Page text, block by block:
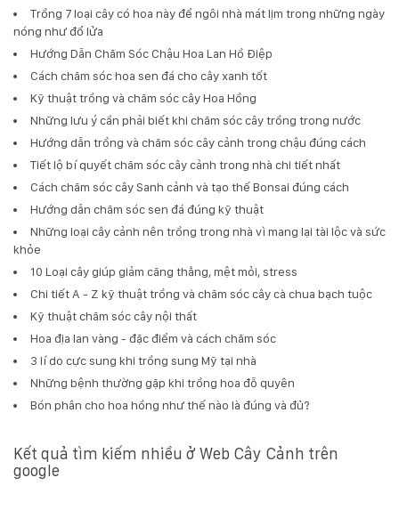
Trồng 7 loại cây có hoa này để ngôi nhà mát lịm trong những ngày
nóng như đổ lửa
Hướng Dẫn Chăm Sóc Chậu Hoa Lan Hồ Điệp
Cách chăm sóc hoa sen đá cho cây xanh tốt
Kỹ thuật trồng và chăm sóc cây Hoa Hồng
Những lưu ý cần phải biết khi chăm sóc cây trồng trong nước
Hướng dẫn trồng và chăm sóc cây cảnh trong chậu đúng cách
Tiết lộ bí quyết chăm sóc cây cảnh trong nhà chi tiết nhất
Cách chăm sóc cây Sanh cảnh và tạo thế Bonsai đúng cách
Hướng dẫn chăm sóc sen đá đúng kỹ thuật
Những loại cây cảnh nên trồng trong nhà vì mang lại tài lộc và sức
khỏe
10 Loại cây giúp giảm căng thẳng, mệt mỏi, stress
Chi tiết A - Z kỹ thuật trồng và chăm sóc cây cà chua bạch tuộc
Kỹ thuật chăm sóc cây nội thất
Hoa địa lan vàng - đặc điểm và cách chăm sóc
3 lí do cực sung khi trồng sung Mỹ tại nhà
Những bệnh thường gặp khi trồng hoa đỗ quyên
Bón phân cho hoa hồng như thế nào là đúng và đủ?
Kết quả tìm kiếm nhiều ở Web Cây Cảnh trên
google